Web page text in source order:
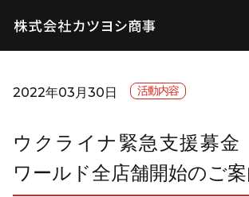
2022年03月30日 活動内容
ウクライナ緊急支援募
ワールド全店舗開始のご